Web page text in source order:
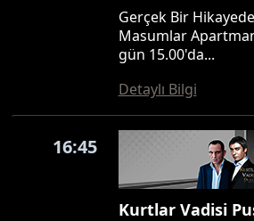
Gerçek Bir
Masumlar
gün 15.00'da...
Detaylı Bilgi
16:45
Kurtlar Vadisi